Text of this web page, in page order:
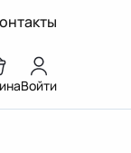
Войти